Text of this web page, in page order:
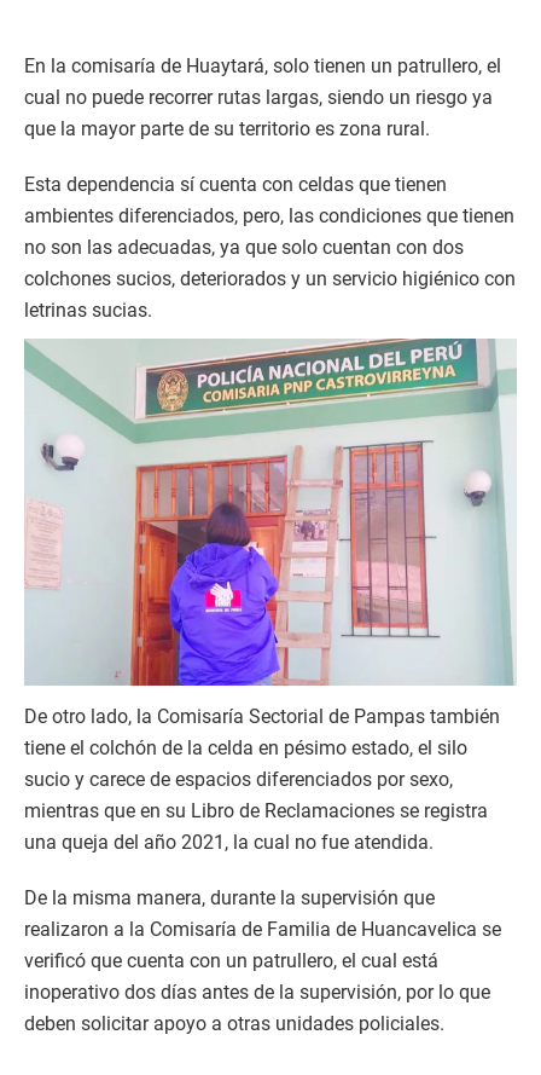
En la comisaría de Huaytará, solo tienen un patrullero, el
cual no puede recorrer rutas largas, siendo un riesgo ya
que la mayor parte de su territorio es zona rural.
Esta dependencia sí cuenta con celdas que tienen
ambientes diferenciados, pero, las condiciones que tienen
no son las adecuadas, ya que solo cuentan con dos
colchones sucios, deteriorados y un servicio higiénico con
letrinas sucias.
De otro lado, la Comisaría Sectorial de Pampas también
tiene el colchón de la celda en pésimo estado, el silo
sucio y carece de espacios diferenciados por sexo,
mientras que en su Libro de Reclamaciones se registra
una queja del año 2021, la cual no fue atendida.
De la misma manera, durante la supervisión que
realizaron a la Comisaría de Familia de Huancavelica se
verificó que cuenta con un patrullero, el cual está
inoperativo dos días antes de la supervisión, por lo que
deben solicitar apoyo a otras unidades policiales.